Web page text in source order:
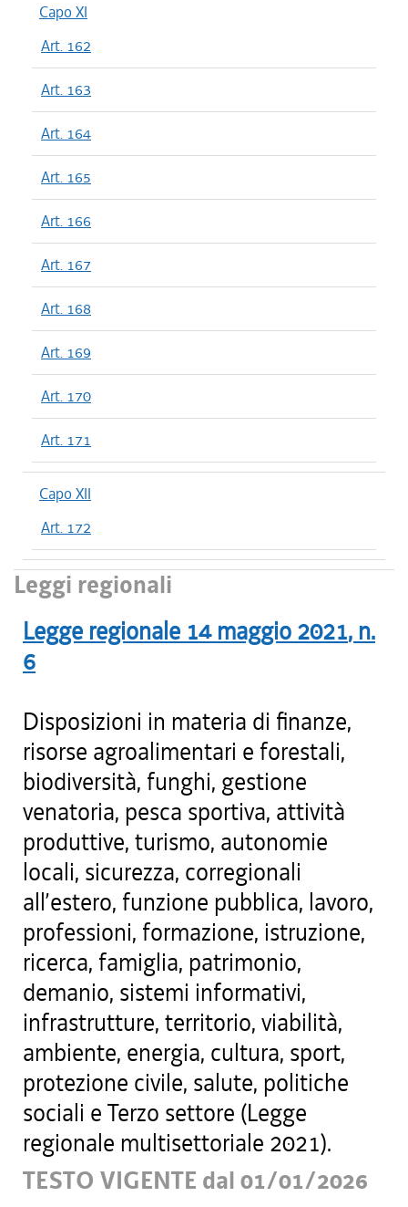
Capo XI
Art. 162
Art. 163
Art. 164
Art. 165
Art. 166
Art. 167
Art. 168
Art. 169
Art. 170
Art. 171
Capo XII
Art. 172
Leggi regionali
Legge regionale 14 maggio 2021, n.
6
Disposizioni in materia di finanze,
risorse agroalimentari e forestali,
biodiversità, funghi, gestione
venatoria, pesca sportiva, attività
produttive, turismo, autonomie
locali, sicurezza, corregionali
all’estero, funzione pubblica, lavoro,
professioni, formazione, istruzione,
ricerca, famiglia, patrimonio,
demanio, sistemi informativi,
infrastrutture, territorio, viabilità,
ambiente, energia, cultura, sport,
protezione civile, salute, politiche
sociali e Terzo settore (Legge
regionale multisettoriale 2021).
TESTO VIGENTE dal 01/01/2026